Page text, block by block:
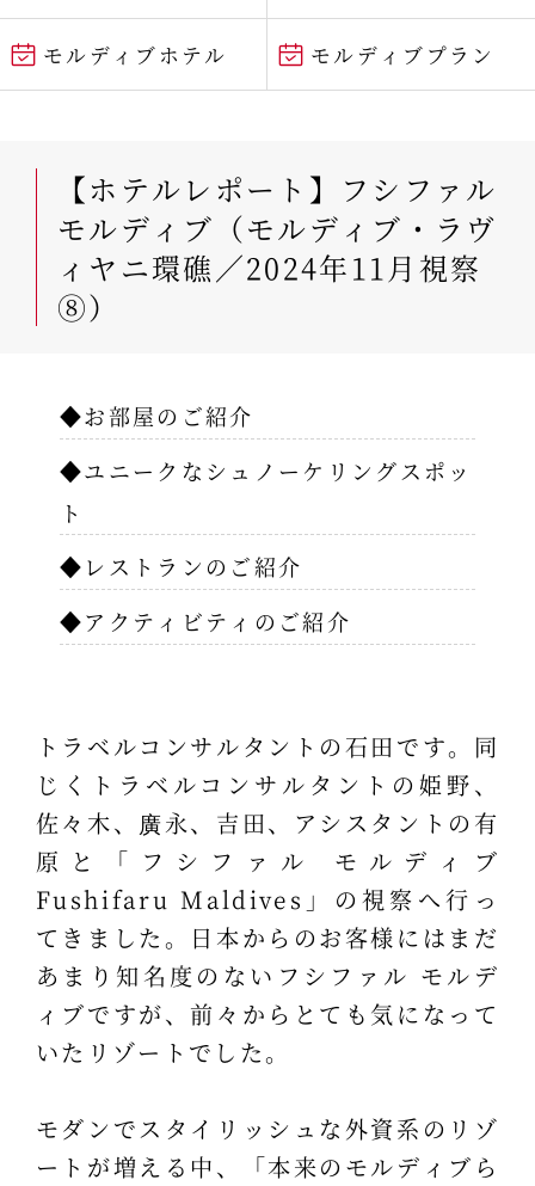
モルディブホテル モルディブプラン
【ホテルレポート】フシファル
モルディブ（モルディブ・ラヴ
ィヤニ環礁／2024年11月視察
⑧）
◆お部屋のご紹介
◆ユニークなシュノーケリングスポッ
ト
◆レストランのご紹介
◆アクティビティのご紹介
トラベルコンサルタントの石田です。同
じくトラベルコンサルタントの姫野、
佐々木、廣永、吉田、アシスタントの有
原と「フシファル モルディブ
Fushifaru Maldives」の視察へ行っ
てきました。日本からのお客様にはまだ
あまり知名度のないフシファル モルデ
ィブですが、前々からとても気になって
いたリゾートでした。
モダンでスタイリッシュな外資系のリゾ
ートが増える中、「本来のモルディブら